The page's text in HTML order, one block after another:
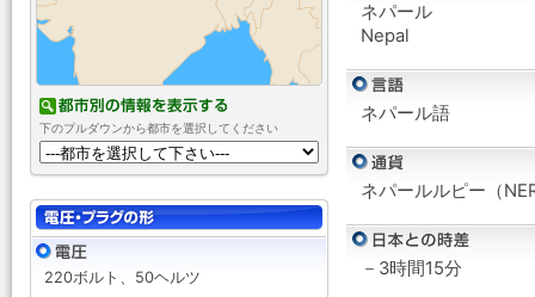
ネパール
Nepal
ネパール語
ネパールルピー（
－3時間15分
下のプルダウンから都市を選択してください
220ボルト、50ヘルツ